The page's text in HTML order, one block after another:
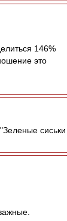
146%
это
сиськи